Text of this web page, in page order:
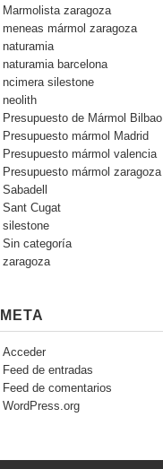
Marmolista zaragoza
meneas mármol zaragoza
naturamia
naturamia barcelona
ncimera silestone
neolith
Presupuesto de Mármol Bilbao
Presupuesto mármol Madrid
Presupuesto mármol valencia
Presupuesto mármol zaragoza
Sabadell
Sant Cugat
silestone
Sin categoría
zaragoza
META
Acceder
Feed de entradas
Feed de comentarios
WordPress.org